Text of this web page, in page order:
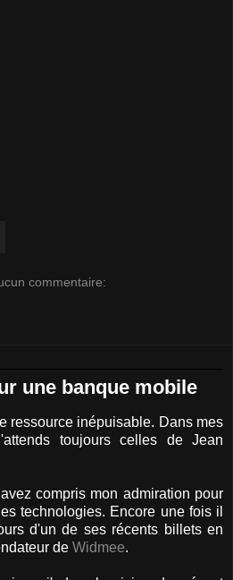
commentaire:
une banque mobile
ressource inépuisable. Dans mes
toujours celles de Jean
compris mon admiration pour
technologies. Encore une fois il
d'un de ses récents billets en
de Widmee.